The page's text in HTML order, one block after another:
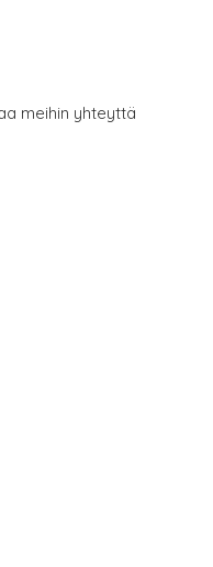
meihin yhteyttä